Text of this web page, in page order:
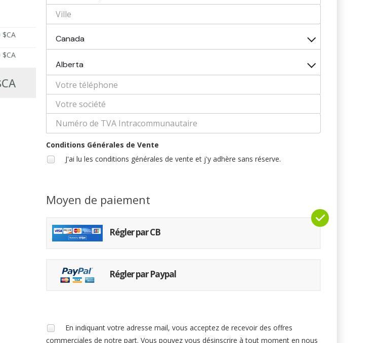
$CA
$CA
Canada
Alberta
Conditions Générales de Vente
J'ai lu les conditions générales de vente et j'y adhère sans réserve.
Moyen de paiement
Régler par CB
Régler par Paypal
En indiquant votre adresse mail, vous acceptez de recevoir des offres
commerciales de notre part. Vous pouvez vous désinscrire à tout moment en nous